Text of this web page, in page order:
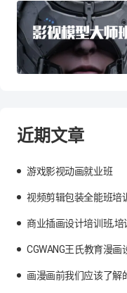
近期文章
游戏影视动画就业班
视频剪辑包装全能班培
商业插画设计培训班,
CGWANG王氏教育漫
画漫画前我们应该了解